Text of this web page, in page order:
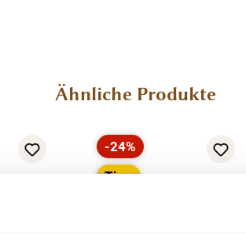
Ähnliche Produkte
Rabatt
-24%
Tipp